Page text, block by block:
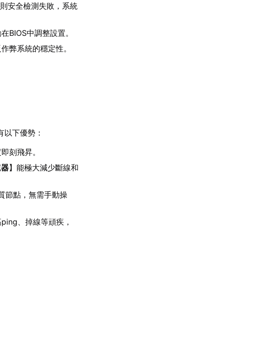
安全檢測失敗，系統
BIOS中調整設置。
弊系統的穩定性。
下優勢：
刻飛昇。
】能極大減少斷線和
節點，無需手動操
、掉線等頑疾，